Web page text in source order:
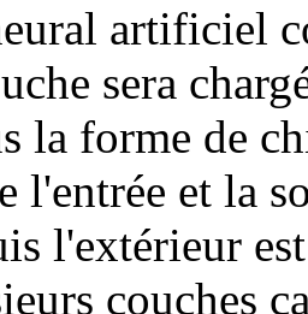
artificiel
sera
la forme de
l'entrée et la
l'extérieur
couches